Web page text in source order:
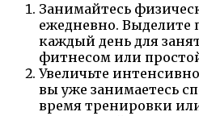
Занимайтесь
ежедневно. Выделите
каждый день для
фитнесом или
Увеличьте
вы уже занимаетесь
время тренировки